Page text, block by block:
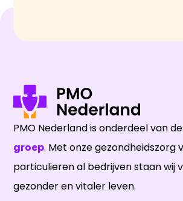
PMO Nederland is onderdeel van de
groep. Met onze gezondheidszorg
particulieren al bedrijven staan wij
gezonder en vitaler leven.